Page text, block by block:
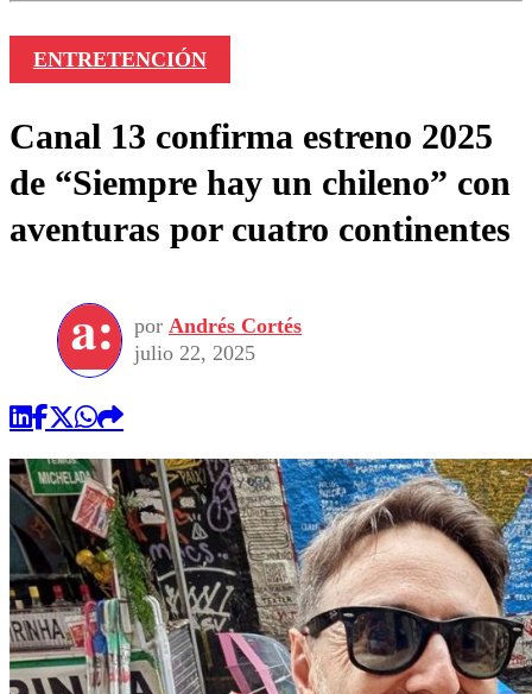
ENTRETENCIÓN
Canal 13 confirma estreno 2025
de “Siempre hay un chileno” con
aventuras por cuatro continentes
por Andrés Cortés
julio 22, 2025